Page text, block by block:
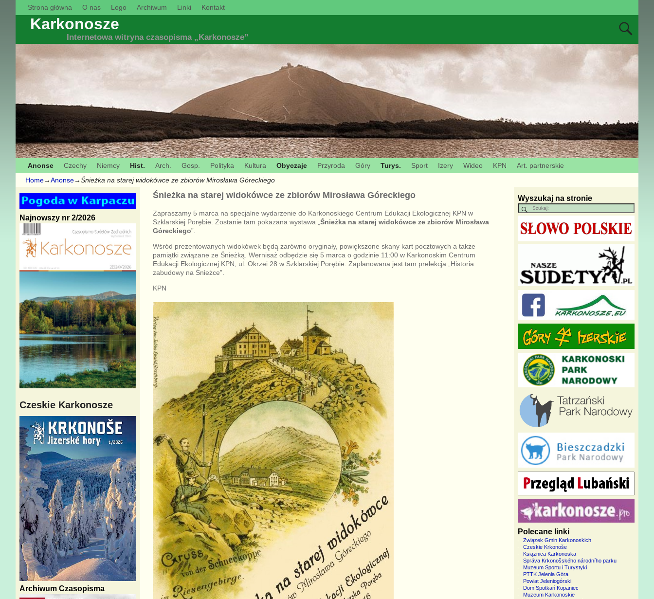
Strona główna O nas Logo Archiwum Linki Kontakt
Karkonosze
Internetowa witryna czasopisma „Karkonosze”
Anonse Czechy Niemcy Hist. Arch. Gosp. Polityka Kultura Obyczaje Przyroda Góry Turys. Sport Izery Wideo KPN
Art. partnerskie
Home→Anonse→Śnieżka na starej widokówce ze zbiorów Mirosława Góreckiego
Śnieżka na starej widokówce ze zbiorów Mirosława Góreckiego
Zapraszamy 5 marca na specjalne wydarzenie do Karkonoskiego Centrum Edukacji Ekologicznej KPN w
Szklarskiej Porębie. Zostanie tam pokazana wystawa „Śnieżka na starej widokówce ze zbiorów Mirosława
Góreckiego”.
Wśród prezentowanych widokówek będą zarówno oryginały, powiększone skany kart pocztowych a także
pamiątki związane ze Śnieżką. Wernisaż odbędzie się 5 marca o godzinie 11:00 w Karkonoskim Centrum
Edukacji Ekologicznej KPN, ul. Okrzei 28 w Szklarskiej Porębie. Zaplanowana jest tam prelekcja „Historia
zabudowy na Śnieżce”.
KPN
Najnowszy nr 2/2026
Czeskie Karkonosze
Archiwum Czasopisma
Wyszukaj na stronie
Polecane linki
Związek Gmin Karkonoskich
Czeskie Krkonoše
Książnica Karkonoska
Správa Krkonošského národního parku
Muzeum Sportu i Turystyki
PTTK Jelenia Góra
Powiat Jeleniogórski
Dom Spotkań Kopaniec
Muzeum Karkonoskie